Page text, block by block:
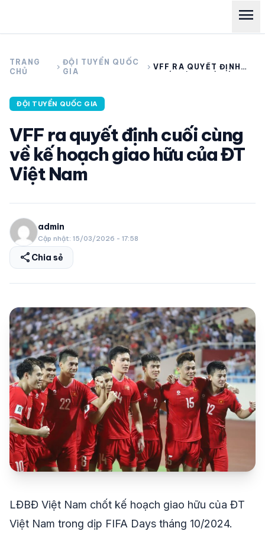
menu
search
CÁC GIẢI NGOẠI HẠNG
THỂ THAO TRONG NƯỚC expand_more
THỂ THAO
LỊCH THI ĐẤU
share mail © 2026 TT24H
TRANG
CHỦ
chevron_right
ĐỘI TUYỂN QUỐC
GIA
chevron_right VFF RA QUYẾT ĐỊNH
ĐỘI TUYỂN QUỐC GIA
VFF ra quyết định cuối cùng
về kế hoạch giao hữu của ĐT
Việt Nam
admin
Cập nhật: 15/03/2026 - 17:58
share Chia sẻ
LĐBĐ Việt Nam chốt kế hoạch giao hữu của ĐT
Việt Nam trong dịp FIFA Days tháng 10/2024.